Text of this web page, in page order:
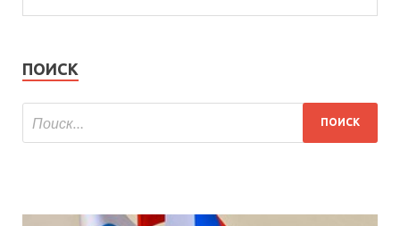
ПОИСК